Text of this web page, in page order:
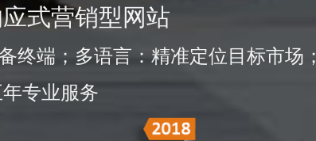
式营销型网站
终端；多语言：精准定位目标市场；
专业服务